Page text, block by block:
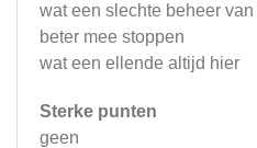
wat een slechte beheer
beter mee stoppen
wat een ellende altijd hier
Sterke punten
geen